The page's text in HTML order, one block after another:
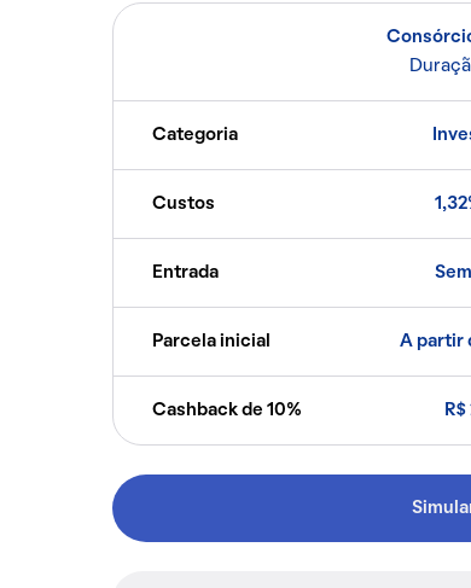
Categoria
Custos
Entrada
Parcela inicial A partir
Cashback de 10%